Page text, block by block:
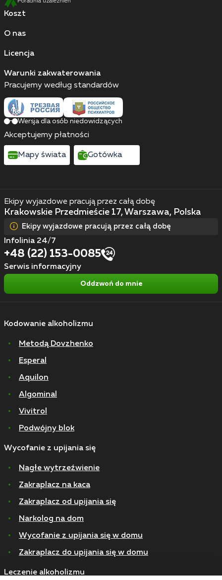
Poradnia uzależnień
Koszt
O nas
Licencja
Warunki zakwaterowania
Kodowanie alkoholizmu
Metodą Dovzhenko
Esperal
Aquilon
Algominal
Vivitrol
Podwójny blok
Wycofanie z upijania się
Nagłe wytrzeźwienie
Zakraplacz na kaca
Zakraplacz od upijania się
Narkolog na dom
Wycofanie z upijania się w domu
Zakraplacz do upijania się w domu
Leczenie alkoholizmu
Ekipy wyjazdowe pracują przez całą dobę
Krakowskie Przedmieście 17, Warszawa, Polska
Ekipy wyjazdowe pracują przez całą dobę
Infolinia 24/7
+48 (22) 153-0085
Serwis informacyjny
Oddzwoń do mnie
Pracujemy według standardów
Wersja dla osób niedowidzących
Akceptujemy płatności
Mapy świata Gotówka